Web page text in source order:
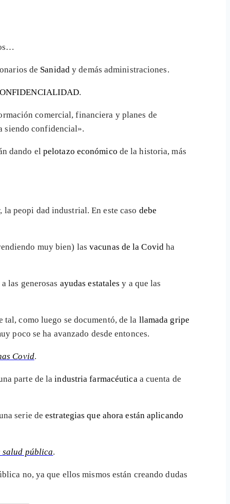
de Sanidad y demás administraciones.
.
comercial, financiera y planes de
siendo confidencial».
dando el pelotazo económico de la historia, más
peopi dad industrial. En este caso debe
muy bien) las vacunas de la Covid ha
las generosas ayudas estatales y a que las
tal, como luego se documentó, de la llamada gripe
poco se ha avanzado desde entonces.
Covid.
parte de laindustria farmacéutica a cuenta de
serie deestrategias que ahora están aplicando
salud pública.
no, ya que ellos mismos están creando dudas